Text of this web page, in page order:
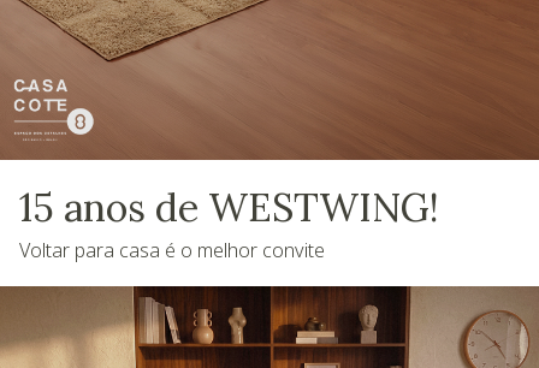
15 anos de WESTWING!
Voltar para casa é o melhor convite